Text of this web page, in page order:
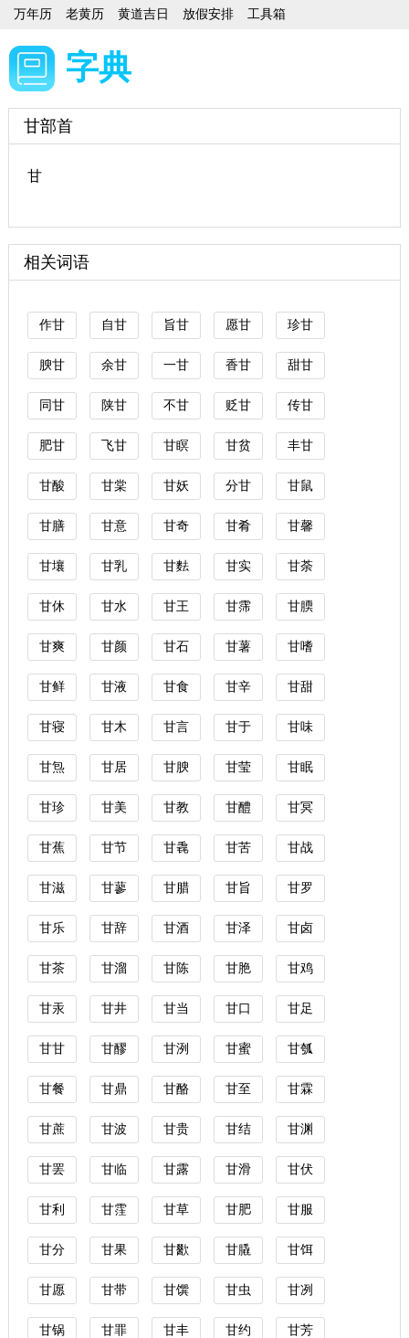
万年历 老黄历 黄道吉日 放假安排 工具箱
字典
甘部首
甘
相关词语
作甘 自甘 旨甘 愿甘 珍甘
腴甘 余甘 一甘 香甘 甜甘
同甘 陕甘 不甘 贬甘 传甘
肥甘 飞甘 甘瞑 甘贫 丰甘
甘酸 甘棠 甘妖 分甘 甘鼠
甘膳 甘意 甘奇 甘肴 甘馨
甘壤 甘乳 甘麮 甘实 甘荼
甘休 甘水 甘王 甘霈 甘腝
甘爽 甘颜 甘石 甘薯 甘嗜
甘鲜 甘液 甘食 甘辛 甘甜
甘寝 甘木 甘言 甘于 甘味
甘炰 甘居 甘腴 甘莹 甘眠
甘珍 甘美 甘教 甘醴 甘冥
甘蕉 甘节 甘毳 甘苦 甘战
甘滋 甘蓼 甘腊 甘旨 甘罗
甘乐 甘辞 甘酒 甘泽 甘卤
甘茶 甘溜 甘陈 甘脃 甘鸡
甘汞 甘井 甘当 甘口 甘足
甘甘 甘醪 甘洌 甘蜜 甘瓠
甘餐 甘鼎 甘酪 甘至 甘霖
甘蔗 甘波 甘贵 甘结 甘渊
甘罢 甘临 甘露 甘滑 甘伏
甘利 甘霔 甘草 甘肥 甘服
甘分 甘果 甘歠 甘膬 甘饵
甘愿 甘带 甘馔 甘虫 甘冽
甘锅 甘罪 甘丰 甘约 甘芳